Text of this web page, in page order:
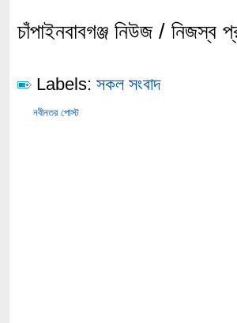
চাঁপাইনবাবগঞ্জ নিউজ / নিজস্ব
Labels: সকল সংবাদ
নবীনতর পোস্ট